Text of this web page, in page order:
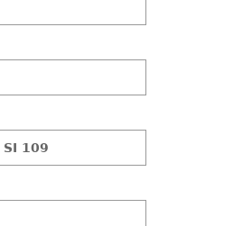
SI 109